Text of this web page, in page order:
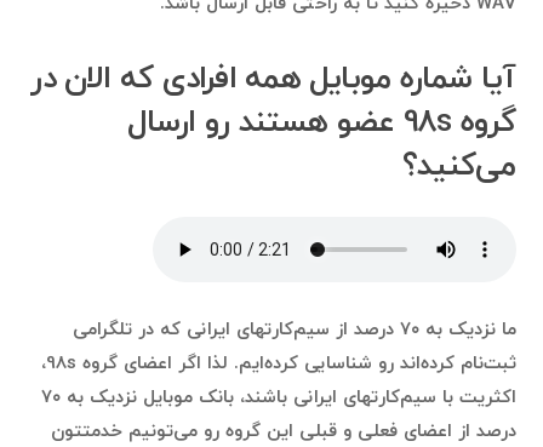
آیا شماره موبایل همه افرادی که الان در
گروه 98s عضو هستند رو ارسال
می‌کنید؟
ما نزدیک به ۷۰ درصد از سیم‌کارتهای ایرانی که در تلگرامی
ثبت‌نام کرده‌اند رو شناسایی کرده‌ایم. لذا اگر اعضای گروه 98s،
اکثریت با سیم‌کارتهای ایرانی باشند، بانک موبایل نزدیک به ۷۰
درصد از اعضای فعلی و قبلی این گروه رو می‌تونیم خدمتتون